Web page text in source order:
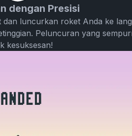
dengan Presisi
luncurkan roket Anda ke
Peluncuran yang
kesuksesan!